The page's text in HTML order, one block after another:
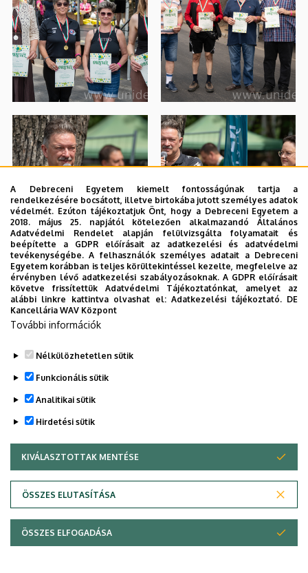
A Debreceni Egyetem kiemelt fontosságúnak tartja a
rendelkezésére bocsátott, illetve birtokába jutott személyes adatok
védelmét. Ezúton tájékoztatjuk Önt, hogy a Debreceni Egyetem a
2018. május 25. napjától kötelezően alkalmazandó Általános
Adatvédelmi Rendelet alapján felülvizsgálta folyamatait és
beépítette a GDPR előírásait az adatkezelési és adatvédelmi
tevékenységébe. A felhasználók személyes adatait a Debreceni
Egyetem korábban is teljes körültekintéssel kezelte, megfelelve az
érvényben lévő adatkezelési szabályozásoknak. A GDPR előírásait
követve frissítettük Adatvédelmi Tájékoztatónkat, amelyet az
alábbi linkre kattintva olvashat el:Adatkezelési tájékoztató. DE
Kancellária WAV Központ
További információk
Nélkülözhetetlen sütik
Funkcionális sütik
Analitikai sütik
Hirdetési sütik
KIVÁLASZTOTTAK MENTÉSE
ÖSSZES ELUTASÍTÁSA
WITHDRAW CONSENT
ÖSSZES ELFOGADÁSA